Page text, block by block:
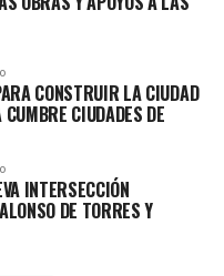
de futuro del
torno a seis ejes
17 de agosto.
4 de septiembre.
de septiembre.
una movilidad
donde se impulsa la
y todos.
CONSTRUIR LA CIUDAD
CIUDADES DE
INTERSECCIÓN
DE TORRES Y